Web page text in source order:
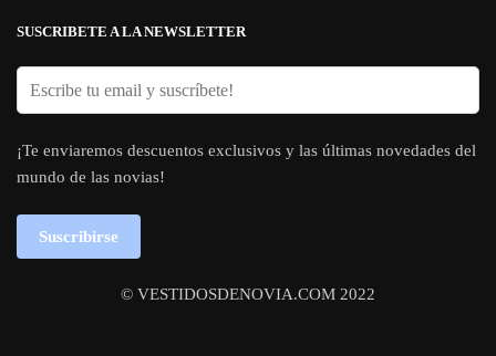
SUSCRIBETE A LA NEWSLETTER
¡Te enviaremos descuentos exclusivos y las últimas novedades del
mundo de las novias!
Suscribirse
© VESTIDOSDENOVIA.COM 2022